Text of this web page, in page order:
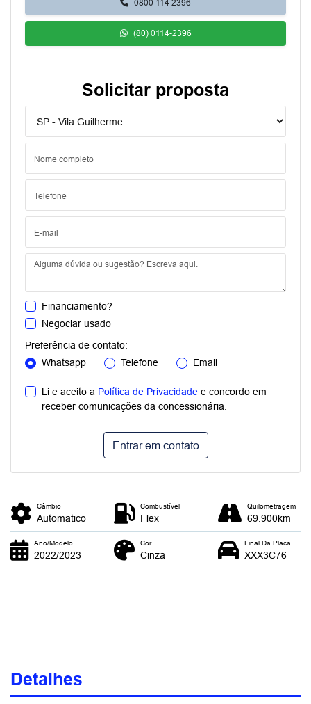
0800 114 2396
(80) 0114-2396
Solicitar proposta
Financiamento?
Negociar usado
Preferência de contato:
Whatsapp
Telefone Email
Li e aceito a Política de Privacidade e concordo em
receber comunicações da concessionária.
Entrar em contato
Câmbio
Automatico
Combustível
Flex
Quilometragem
69.900km
Ano/Modelo
2022/2023
Cor
Cinza
Final Da Placa
XXX3C76
Detalhes